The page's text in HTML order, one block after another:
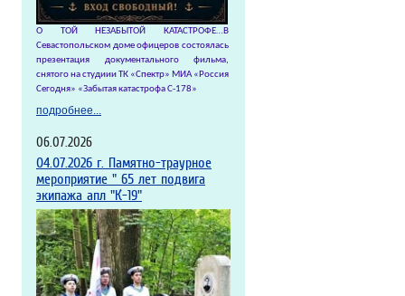
О ТОЙ НЕЗАБЫТОЙ КАТАСТРОФЕ…В
Севастопольском доме офицеров состоялась
презентация документального фильма,
снятого на студиии ТК «Спектр» МИА «Россия
Сегодня» «Забытая катастрофа С-178»
подробнее...
06.07.2026
04.07.2026 г. Памятно-траурное
мероприятие " 65 лет подвига
экипажа апл "К-19"